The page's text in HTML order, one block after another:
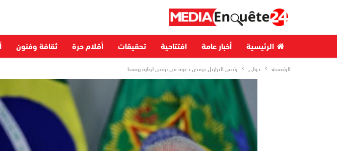
الرئيسية أخبار عامة افتتاحية تحقيقات أقلام حرة ثقافة وفنون
الرئيسية دولي رئيس البرازيل يرفض دعوة من بوتين لزيارة روسيا